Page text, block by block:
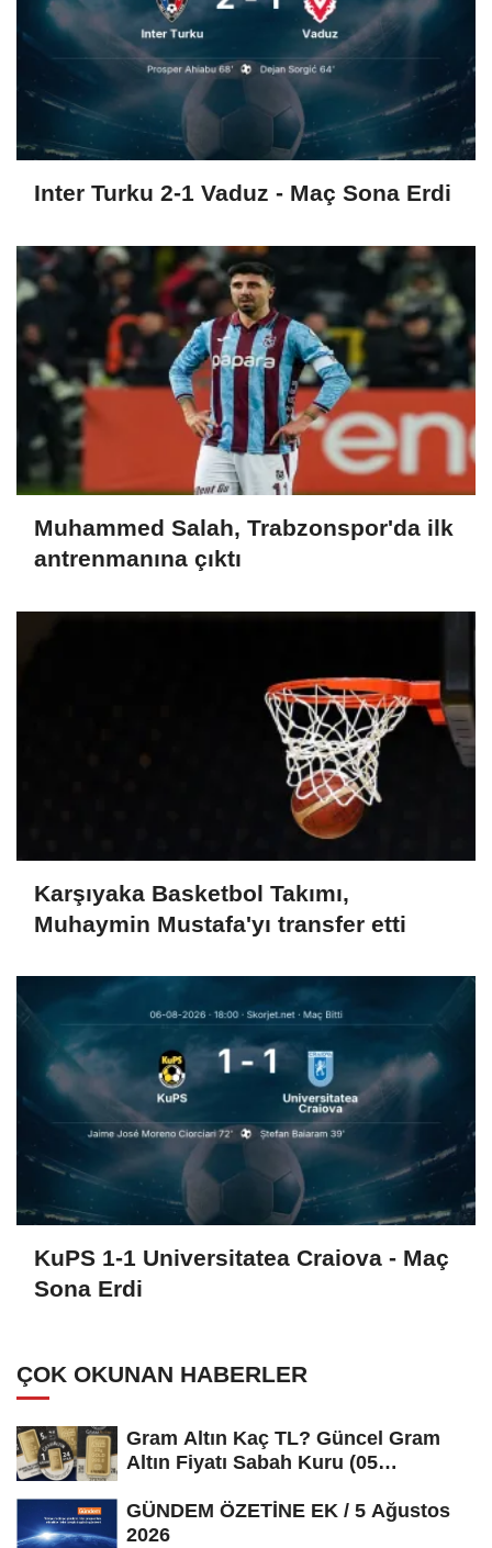
Inter Turku 2-1 Vaduz - Maç Sona Erdi
Muhammed Salah, Trabzonspor'da ilk
antrenmanına çıktı
Karşıyaka Basketbol Takımı,
Muhaymin Mustafa'yı transfer etti
KuPS 1-1 Universitatea Craiova - Maç
Sona Erdi
ÇOK OKUNAN HABERLER
Gram Altın Kaç TL? Güncel Gram
Altın Fiyatı Sabah Kuru (05
GÜNDEM ÖZETİNE EK / 5 Ağustos
2026